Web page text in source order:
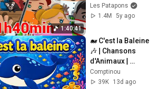
1:40:41
Les Patapons
1.4M
5y ago
🐋 C'est la Baleine
🎶 | Chansons
d'Animaux |
Comptine
Française pour
Comptinou
39K
13d ago